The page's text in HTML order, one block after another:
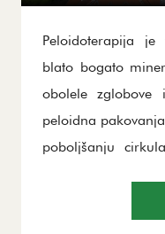
Peloidoterapija
blato bogato
obolele
peloidna
poboljšanju
procese, smanjuje